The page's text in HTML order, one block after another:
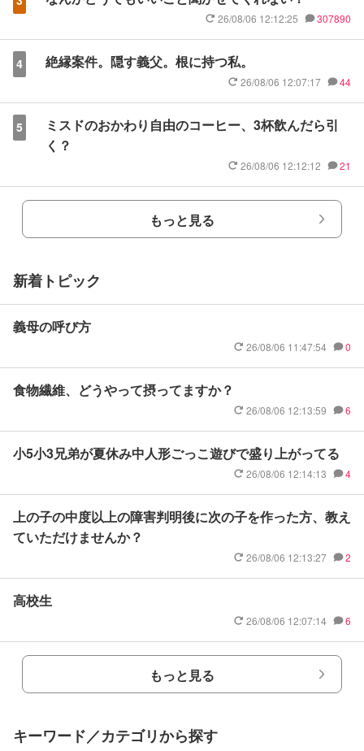
26/08/06 12:12:25 307890
4 絶縁案件。隠す義父。根に持つ私。
26/08/06 12:07:17 44
5
ミスドのおかわり自由のコーヒー、3杯飲んだら引
く？
26/08/06 12:12:12 21
もっと見る
新着トピック
義母の呼び方
26/08/06 11:47:54 0
食物繊維、どうやって摂ってますか？
26/08/06 12:13:59 6
小5小3兄弟が夏休み中人形ごっこ遊びで盛り上がってる
26/08/06 12:14:13 4
上の子の中度以上の障害判明後に次の子を作った方、教え
ていただけませんか？
26/08/06 12:13:27 2
高校生
26/08/06 12:07:14 6
もっと見る
キーワード／カテゴリから探す